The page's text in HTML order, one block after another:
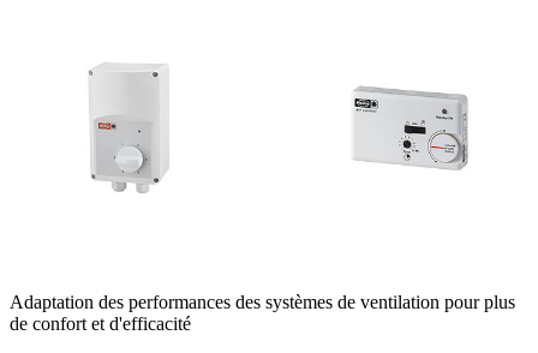
Adaptation des performances des systèmes de ventilation pour plus
de confort et d'efficacité